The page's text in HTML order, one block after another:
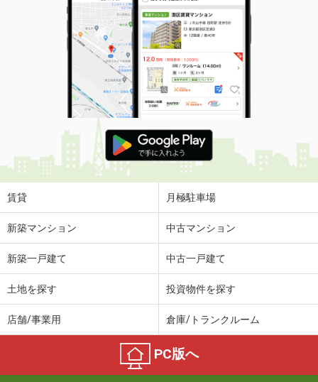
賃貸 月極駐車場
新築マンション 中古マンション
新築一戸建て 中古一戸建て
土地を探す 投資物件を探す
店舗/事業用 倉庫/トランクルーム
PC版へ